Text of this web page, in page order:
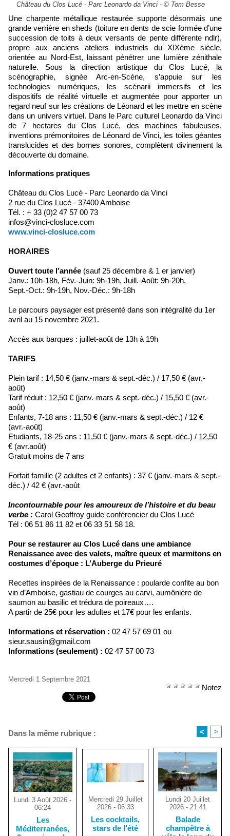
Château du Clos Lucé - Parc Leonardo da Vinci - © Tom Besse
Une charpente métallique restaurée supporte désormais une
grande verrière en sheds (toiture en dents de scie formée d’une
succession de toits à deux versants de pente différente ndlr),
propre aux anciens ateliers industriels du XIXème siècle,
orientée au Nord-Est, laissant pénétrer une lumière zénithale
naturelle. Sous la direction artistique du Clos Lucé, la
scénographie, signée Arc-en-Scène, s’appuie sur les
technologies numériques, les scénarii immersifs et les
dispositifs de réalité virtuelle et augmentée pour apporter un
regard neuf sur les créations de Léonard et les mettre en scène
dans un univers virtuel. Dans le Parc culturel Leonardo da Vinci
de 7 hectares du Clos Lucé, des machines fabuleuses,
inventions prémonitoires de Léonard de Vinci, les toiles géantes
translucides et des bornes sonores, complètent divinement la
découverte du domaine.
Informations pratiques
Château du Clos Lucé - Parc Leonardo da Vinci
2 rue du Clos Lucé - 37400 Amboise
Tél. : + 33 (0)2 47 57 00 73
infos@vinci-closluce.com
www.vinci-closluce.com
HORAIRES
Ouvert toute l’année (sauf 25 décembre & 1 er janvier)
Janv.: 10h-18h, Fév.-Juin: 9h-19h, Juill.-Août: 9h-20h,
Sept.-Oct.: 9h-19h, Nov.-Déc.: 9h-18h
Le parcours paysager est présenté dans son intégralité du 1er
avril au 15 novembre 2021.
Accès aux barques : juillet-août de 13h à 19h
TARIFS
Plein tarif : 14,50 € (janv.-mars & sept.-déc.) / 17,50 € (avr.-
août)
Tarif réduit : 12,50 € (janv.-mars & sept.-déc.) / 15,50 € (avr.-
août)
Enfants, 7-18 ans : 11,50 € (janv.-mars & sept.-déc.) / 12 €
(avr.-août)
Etudiants, 18-25 ans : 11,50 € (janv.-mars & sept.-déc.) / 12,50
€ (avr.août)
Gratuit moins de 7 ans
Forfait famille (2 adultes et 2 enfants) : 37 € (janv.-mars & sept.-
déc.) / 42 € (avr.-août
Incontournable pour les amoureux de l’histoire et du beau
verbe : Carol Geoffroy guide conférencier du Clos Lucé
Tél : 06 51 86 11 82 et 06 33 51 58 18.
Pour se restaurer au Clos Lucé dans une ambiance
Renaissance avec des valets, maître queux et marmitons en
costumes d’époque : L’Auberge du Prieuré
Recettes inspirées de la Renaissance : poularde confite au bon
vin d’Amboise, gastiau de courges au carvi, aumônière de
saumon au basilic et trédura de poireaux….
A partir de 25€ pour les adultes et 17€ pour les enfants.
Informations et réservation : 02 47 57 69 01 ou
sieur.sausin@gmail.com
Informations (seulement) : 02 47 57 00 73
Mercredi 1 Septembre 2021
Notez
Dans la même rubrique : < >
Lundi 3 Août 2026 -
06:24
Les
Méditerranées,
Mercredi 29 Juillet
2026 - 06:33
Les cocktails,
stars de l’été
Lundi 20 Juillet
2026 - 21:41
Balade
champêtre à